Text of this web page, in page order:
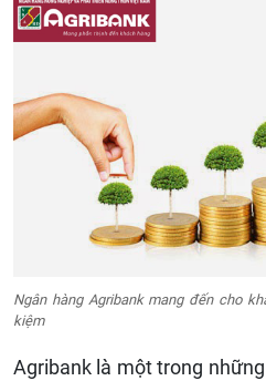
Ngân hàng Agribank mang đến cho
kiệm
Agribank là một trong